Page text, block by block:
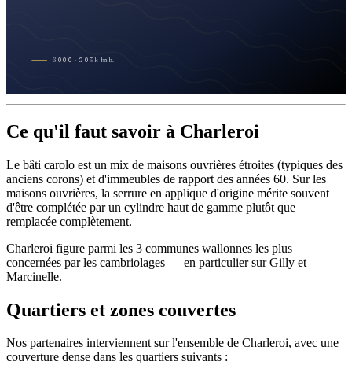
6000 · 203 k hab.
Ce qu'il faut savoir à Charleroi
Le bâti carolo est un mix de maisons ouvrières étroites (typiques des
anciens corons) et d'immeubles de rapport des années 60. Sur les
maisons ouvrières, la serrure en applique d'origine mérite souvent
d'être complétée par un cylindre haut de gamme plutôt que
remplacée complètement.
Charleroi figure parmi les 3 communes wallonnes les plus
concernées par les cambriolages — en particulier sur Gilly et
Marcinelle.
Quartiers et zones couvertes
Nos partenaires interviennent sur l'ensemble de Charleroi, avec une
couverture dense dans les quartiers suivants :